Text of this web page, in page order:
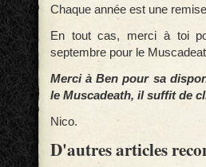
Chaque année est une
En tout cas, merci à toi
septembre pour le
Merci à Ben pour sa
le Muscadeath, il suffit de
Nico.
D'autres articles